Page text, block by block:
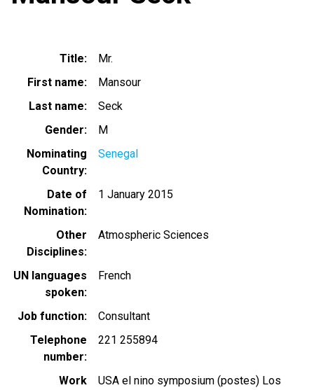
Title
Mr.
First name
Mansour
Last name
Seck
Gender
M
Nominating
Country
Senegal
Date of
Nomination
1 January 2015
Other
Disciplines
Atmospheric Sciences
UN languages
spoken
French
Job function
Consultant
Telephone
number
221 255894
Work
USA el nino symposium (postes) Los